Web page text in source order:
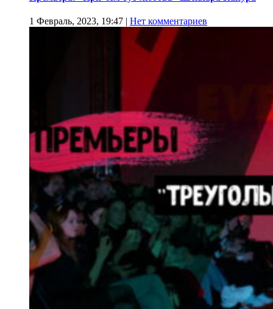
1 Февраль, 2023, 19:47 | Нет комментариев